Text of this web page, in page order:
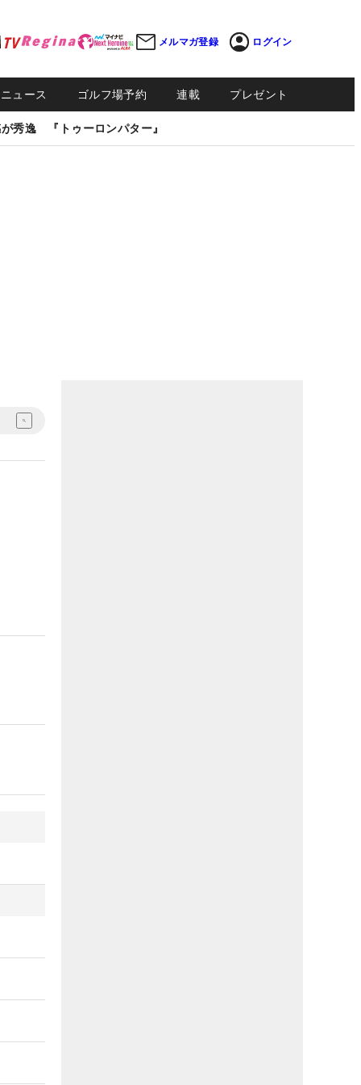
メルマガ登録 ログイン
ュース ゴルフ場予約 連載 プレゼント
秀逸 『トゥーロンパター』